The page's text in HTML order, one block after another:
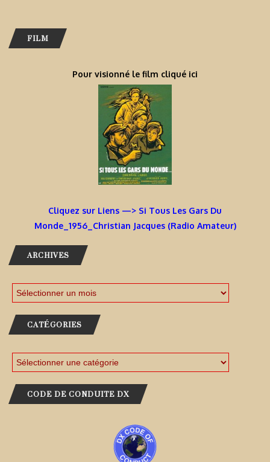
FILM
Pour visionné le film cliqué ici
Cliquez sur Liens —> Si Tous Les Gars Du
Monde_1956_Christian Jacques (Radio Amateur)
ARCHIVES
CATÉGORIES
CODE DE CONDUITE DX